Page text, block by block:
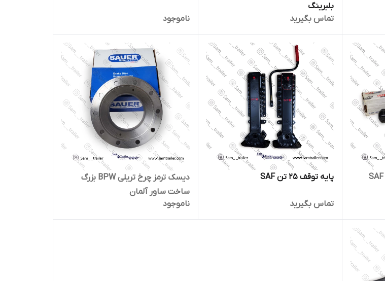
بلبرینگ
تماس بگیرید
ناموجود
پایه توقف 25 تن SAF
تماس بگیرید
دیسک ترمز چرخ تریلی BPW بزرگ
ساخت ساور آلمان
ناموجود